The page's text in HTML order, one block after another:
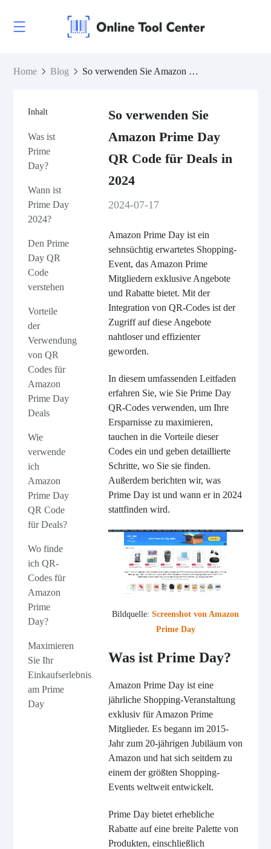
Home Blog So verwenden Sie Amazon Prime Day QR Code für Deals in 2024
Inhalt
Was ist
Prime
Day?
Wann ist
Prime Day
2024?
Den Prime
Day QR
Code
verstehen
Vorteile
der
Verwendung
von QR
Codes für
Amazon
Prime Day
Deals
Wie
verwende
ich
Amazon
Prime Day
QR Code
für Deals?
Wo finde
ich QR-
Codes für
Amazon
Prime
Day?
Maximieren
Sie Ihr
Einkaufserlebnis
am Prime
Day
So verwenden Sie
Amazon Prime Day
QR Code für Deals in
2024
2024-07-17
Amazon Prime Day ist ein
sehnsüchtig erwartetes Shopping-
Event, das Amazon Prime
Mitgliedern exklusive Angebote
und Rabatte bietet. Mit der
Integration von QR-Codes ist der
Zugriff auf diese Angebote
nahtloser und effizienter
geworden.
In diesem umfassenden Leitfaden
erfahren Sie, wie Sie Prime Day
QR-Codes verwenden, um Ihre
Ersparnisse zu maximieren,
tauchen in die Vorteile dieser
Codes ein und geben detaillierte
Schritte, wo Sie sie finden.
Außerdem berichten wir, was
Prime Day ist und wann er in 2024
stattfinden wird.
Bildquelle:Screenshot von Amazon
Prime Day
Was ist Prime Day?
Amazon Prime Day ist eine
jährliche Shopping-Veranstaltung
exklusiv für Amazon Prime
Mitglieder. Es begann im 2015-
Jahr zum 20-jährigen Jubiläum von
Amazon und hat sich seitdem zu
einem der größten Shopping-
Events weltweit entwickelt.
Prime Day bietet erhebliche
Rabatte auf eine breite Palette von
Produkten, einschließlich